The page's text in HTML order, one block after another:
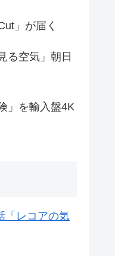
」が届く
る空気」朝日
」を輸入盤4K
「レコアの気